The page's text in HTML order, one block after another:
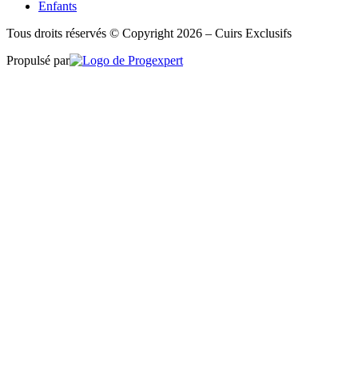
Enfants
Tous droits réservés © Copyright 2026 – Cuirs Exclusifs
Propulsé par